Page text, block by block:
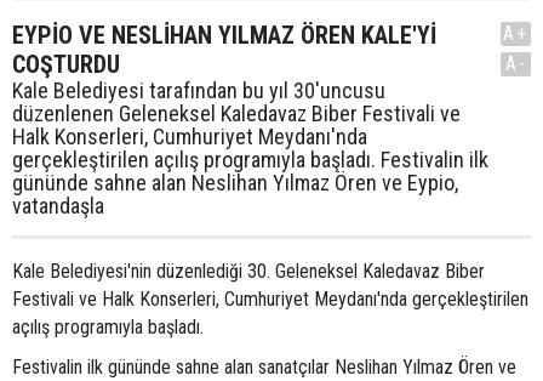
EYPİO VE NESLİHAN YILMAZ ÖREN KALE'Yİ
COŞTURDU
Kale Belediyesi tarafından bu yıl 30'uncusu
düzenlenen Geleneksel Kaledavaz Biber Festivali ve
Halk Konserleri, Cumhuriyet Meydanı'nda
gerçekleştirilen açılış programıyla başladı. Festivalin ilk
gününde sahne alan Neslihan Yılmaz Ören ve Eypio,
vatandaşla
A+
A-
Kale Belediyesi'nin düzenlediği 30. Geleneksel Kaledavaz Biber
Festivali ve Halk Konserleri, Cumhuriyet Meydanı'nda gerçekleştirilen
açılış programıyla başladı.
Festivalin ilk gününde sahne alan sanatçılar Neslihan Yılmaz Ören ve